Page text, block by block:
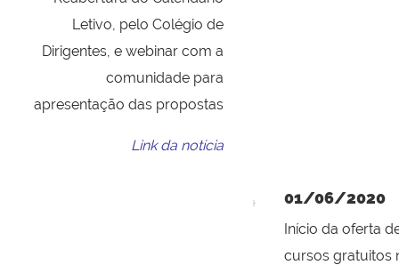
Letivo, pelo Colégio de
Dirigentes, e webinar com a
comunidade para
apresentação das propostas
Link da notícia
01/06/2020
Início da oferta
cursos gratuitos